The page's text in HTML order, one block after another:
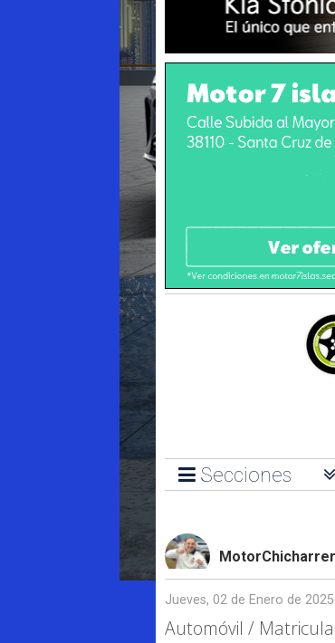
Secciones
Jueves, 02 de Enero de 2025
Automóvil /